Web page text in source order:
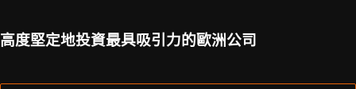
高度堅定地投資最具吸引力的歐洲公司